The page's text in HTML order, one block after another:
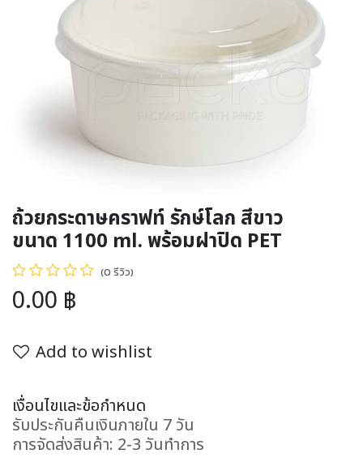
ถ้วยกระดาษคราฟท์ รักษ์โลก สีขาว
ขนาด 1100 ml. พร้อมฝาปิด PET
(0 รีวิว)
0.00 ฿
Add to wishlist
เงื่อนไขและข้อกำหนด
รับประกันคืนเงินภายใน 7 วัน
การจัดส่งสินค้า: 2-3 วันทำการ